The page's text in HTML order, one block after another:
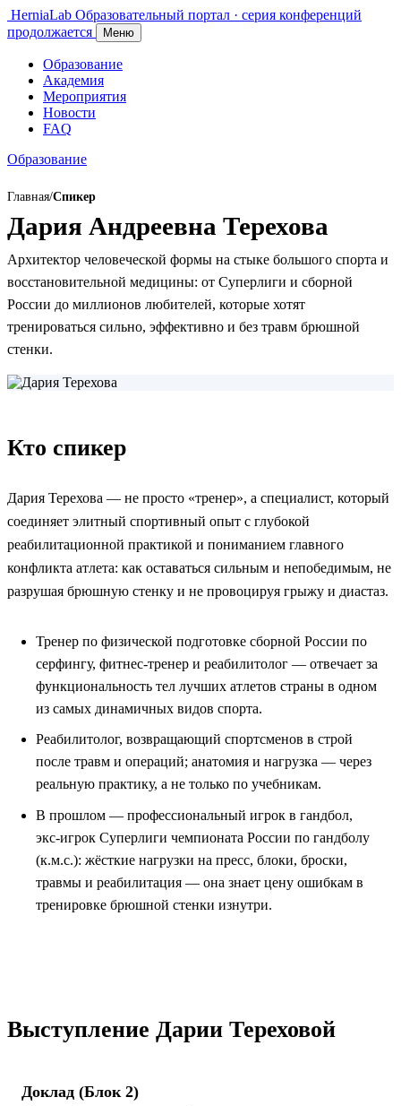
HerniaLab Образовательный портал · серия конференций
продолжается
Меню
Образование
Академия
Мероприятия
Новости
FAQ
Образование
Главная/Спикер
Дария Андреевна Терехова
Архитектор человеческой формы на стыке большого спорта и
восстановительной медицины: от Суперлиги и сборной
России до миллионов любителей, которые хотят
тренироваться сильно, эффективно и без травм брюшной
стенки.
Кто спикер
Дария Терехова — не просто «тренер», а специалист, который
соединяет элитный спортивный опыт с глубокой
реабилитационной практикой и пониманием главного
конфликта атлета: как оставаться сильным и непобедимым, не
разрушая брюшную стенку и не провоцируя грыжу и диастаз.
Тренер по физической подготовке сборной России по
серфингу, фитнес-тренер и реабилитолог — отвечает за
функциональность тел лучших атлетов страны в одном
из самых динамичных видов спорта.
Реабилитолог, возвращающий спортсменов в строй
после травм и операций; анатомия и нагрузка — через
реальную практику, а не только по учебникам.
В прошлом — профессиональный игрок в гандбол,
экс-игрок Суперлиги чемпионата России по гандболу
(к.м.с.): жёсткие нагрузки на пресс, блоки, броски,
травмы и реабилитация — она знает цену ошибкам в
тренировке брюшной стенки изнутри.
Выступление Дарии Тереховой
Доклад (Блок 2)